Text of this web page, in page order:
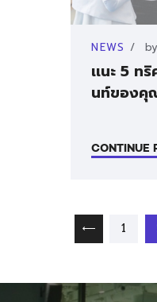
NEWS by
เเนะ 5 ท
นท์ของคุ
CONTINUE
เมนูนำทา
PAGE
1